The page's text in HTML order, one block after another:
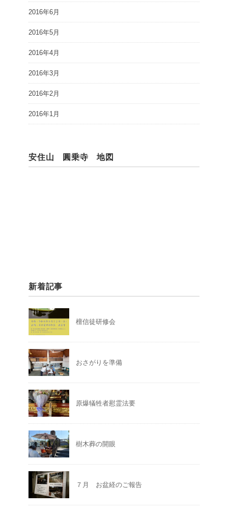
2016年6月
2016年5月
2016年4月
2016年3月
2016年2月
2016年1月
安住山 圓乗寺 地図
新着記事
檀信徒研修会
おさがりを準備
原爆犠牲者慰霊法要
樹木葬の開眼
７月 お盆経のご報告